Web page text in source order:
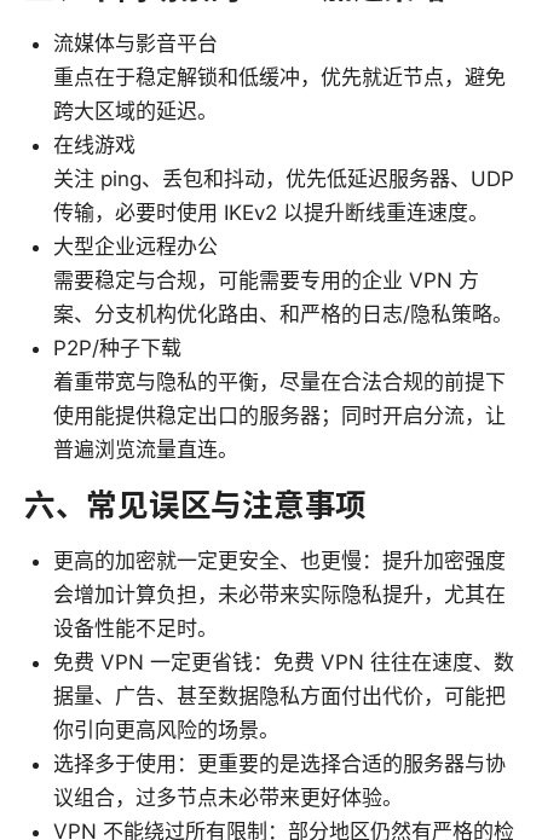
流媒体与影音平台
重点在于稳定解锁和低缓冲，优先就近节点，避免
跨大区域的延迟。
在线游戏
关注 ping、丢包和抖动，优先低延迟服务器、UDP
传输，必要时使用 IKEv2 以提升断线重连速度。
大型企业远程办公
需要稳定与合规，可能需要专用的企业 VPN 方
案、分支机构优化路由、和严格的日志/隐私策略。
P2P/种子下载
着重带宽与隐私的平衡，尽量在合法合规的前提下
使用能提供稳定出口的服务器；同时开启分流，让
普遍浏览流量直连。
六、常见误区与注意事项
更高的加密就一定更安全、也更慢：提升加密强度
会增加计算负担，未必带来实际隐私提升，尤其在
设备性能不足时。
免费 VPN 一定更省钱：免费 VPN 往往在速度、数
据量、广告、甚至数据隐私方面付出代价，可能把
你引向更高风险的场景。
选择多于使用：更重要的是选择合适的服务器与协
议组合，过多节点未必带来更好体验。
VPN 不能绕过所有限制：部分地区仍然有严格的检